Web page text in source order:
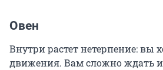
Овен
Внутри растет нетерпение: вы
движения. Вам сложно ждать